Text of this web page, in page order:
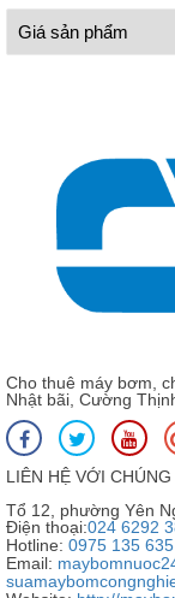
Cho thuê máy bơm,
Nhật bãi, Cường
LIÊN HỆ VỚI CHÚNG
Tổ 12, phường Yên
Điện thoại:024 6292
Hotline: 0975 135
Email: